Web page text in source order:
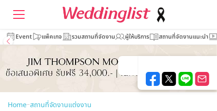
Event แพ็คเกจ รวมสถานที่จัดงาน ผู้ให้บริการ สถานที่จัดงานแนะนำ
Home–สถานที่จัดงานแต่งงาน